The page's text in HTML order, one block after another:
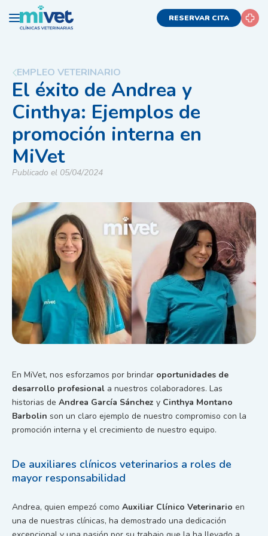
RESERVAR CITA
EMPLEO VETERINARIO
El éxito de Andrea y
Cinthya: Ejemplos de
promoción interna en
MiVet
Publicado el 05/04/2024
En MiVet, nos esforzamos por brindar oportunidades de
desarrollo profesional a nuestros colaboradores. Las
historias de Andrea García Sánchez y Cinthya Montano
Barbolin son un claro ejemplo de nuestro compromiso con la
promoción interna y el crecimiento de nuestro equipo.
De auxiliares clínicos veterinarios a roles de
mayor responsabilidad
Andrea, quien empezó como Auxiliar Clínico Veterinario en
una de nuestras clínicas, ha demostrado una dedicación